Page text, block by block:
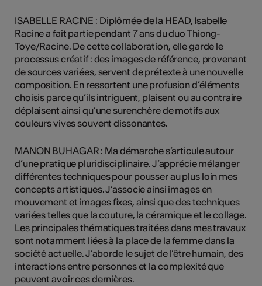
ISABELLE RACINE : Diplômée de la HEAD, Isabelle
Racine a fait partie pendant 7 ans du duo Thiong-
Toye/Racine. De cette collaboration, elle garde le
processus créatif : des images de référence, provenant
de sources variées, servent de prétexte à une nouvelle
composition. En ressortent une profusion d’éléments
choisis parce qu’ils intriguent, plaisent ou au contraire
déplaisent ainsi qu’une surenchère de motifs aux
couleurs vives souvent dissonantes.
MANON BUHAGAR : Ma démarche s’articule autour
d’une pratique pluridisciplinaire. J’apprécie mélanger
différentes techniques pour pousser au plus loin mes
concepts artistiques. J’associe ainsi images en
mouvement et images fixes, ainsi que des techniques
variées telles que la couture, la céramique et le collage.
Les principales thématiques traitées dans mes travaux
sont notamment liées à la place de la femme dans la
société actuelle. J’aborde le sujet de l’être humain, des
interactions entre personnes et la complexité que
peuvent avoir ces dernières.